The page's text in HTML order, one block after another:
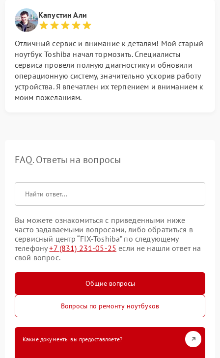
Капустин Али
Отличный сервис и внимание к деталям! Мой старый
ноутбук Toshiba начал тормозить. Специалисты
сервиса провели полную диагностику и обновили
операционную систему, значительно ускорив работу
устройства. Я впечатлен их терпением и вниманием к
моим пожеланиям.
FAQ. Ответы на вопросы
Вы можете ознакомиться с приведенными ниже
часто задаваемыми вопросами, либо обратиться в
сервисный центр “FIX-Toshiba” по следующему
телефону+7 (831) 231-05-25 если не нашли ответ на
свой вопрос.
Общие вопросы
Вопросы по ремонту ноутбуков
Какие документы вы предоставляете?